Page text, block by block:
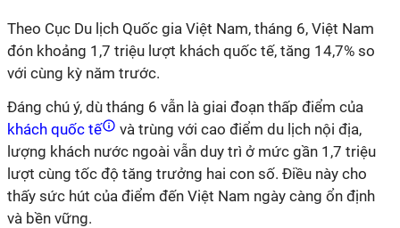
Theo Cục Du lịch Quốc gia Việt Nam, tháng 6, Việt Nam
đón khoảng 1,7 triệu lượt khách quốc tế, tăng 14,7% so
với cùng kỳ năm trước.
Đáng chú ý, dù tháng 6 vẫn là giai đoạn thấp điểm của
khách quốc tế
và trùng với cao điểm du lịch nội địa,
lượng khách nước ngoài vẫn duy trì ở mức gần 1,7 triệu
lượt cùng tốc độ tăng trưởng hai con số. Điều này cho
thấy sức hút của điểm đến Việt Nam ngày càng ổn định
và bền vững.